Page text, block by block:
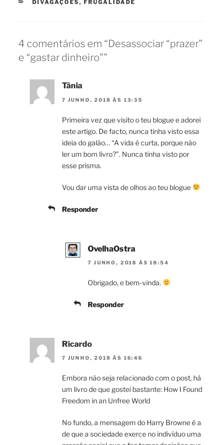
CATEGORIAS
DIVAGAÇÕES, FRUGALIDADE
4 comentários em “Desassociar “prazer”
e “gastar dinheiro””
Tânia
7 JUNHO, 2018 ÀS 13:35
Primeira vez que visito o teu blogue e adorei
este artigo. De facto, nunca tinha visto essa
ideia do galão… “A vida é curta, porque não
ler um bom livro?”. Nunca tinha visto por
esse prisma.
Vou dar uma vista de olhos ao teu blogue
Responder
OvelhaOstra
7 JUNHO, 2018 ÀS 18:54
Obrigado, e bem-vinda.
Responder
Ricardo
7 JUNHO, 2018 ÀS 16:46
Embora não seja relacionado com o post, há
um livro de que gostei bastante: How I Found
Freedom in an Unfree World
No fundo, a mensagem do Harry Browne é a
de que a sociedade exerce no indivíduo uma